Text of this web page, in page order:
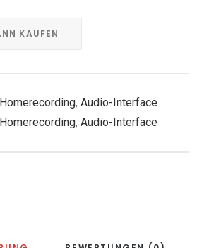
KAUFEN
Homerecording, Audio-Interface
Homerecording, Audio-Interface